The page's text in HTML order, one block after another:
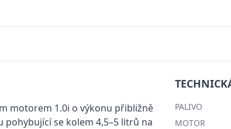
motorem 1.0i o výkonu přibližně
pohybující se kolem 4,5–5 litrů na
PALIVO
MOTOR